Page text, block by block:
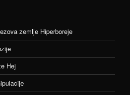
zemlje Hiperboreje
Hej